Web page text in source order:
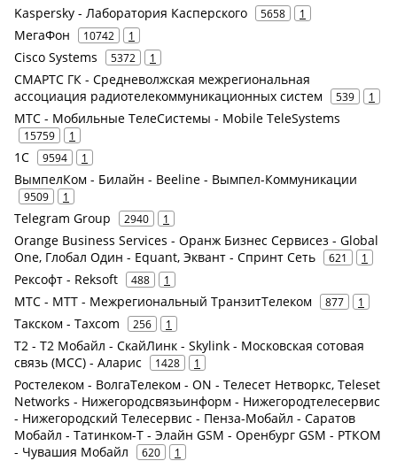
Kaspersky - Лаборатория Касперского 5658 1
МегаФон 10742 1
Cisco Systems 5372 1
СМАРТС ГК - Средневолжская межрегиональная
ассоциация радиотелекоммуникационных систем
539 1
МТС - Мобильные ТелеСистемы - Mobile TeleSystems
15759 1
1С 9594 1
ВымпелКом - Билайн - Beeline - Вымпел-Коммуникации
9509 1
Telegram Group 2940 1
Orange Business Services - Оранж Бизнес Сервисез - Global
One, Глобал Один - Equant, Эквант - Спринт Сеть
621 1
Рексофт - Reksoft 488 1
МТС - МТТ - Межрегиональный ТранзитТелеком 877 1
Такском - Taxcom 256 1
Т2 - Т2 Мобайл - СкайЛинк - Skylink - Московская сотовая
связь (МСС) - Аларис
1428 1
Ростелеком - ВолгаТелеком - ON - Телесет Нетворкс, Teleset
Networks - Нижегородсвязьинформ - Нижегородтелесервис
- Нижегородский Телесервис - Пенза-Мобайл - Саратов
Мобайл - Татинком-Т - Элайн GSM - Оренбург GSM - РТКОМ
- Чувашия Мобайл
620 1